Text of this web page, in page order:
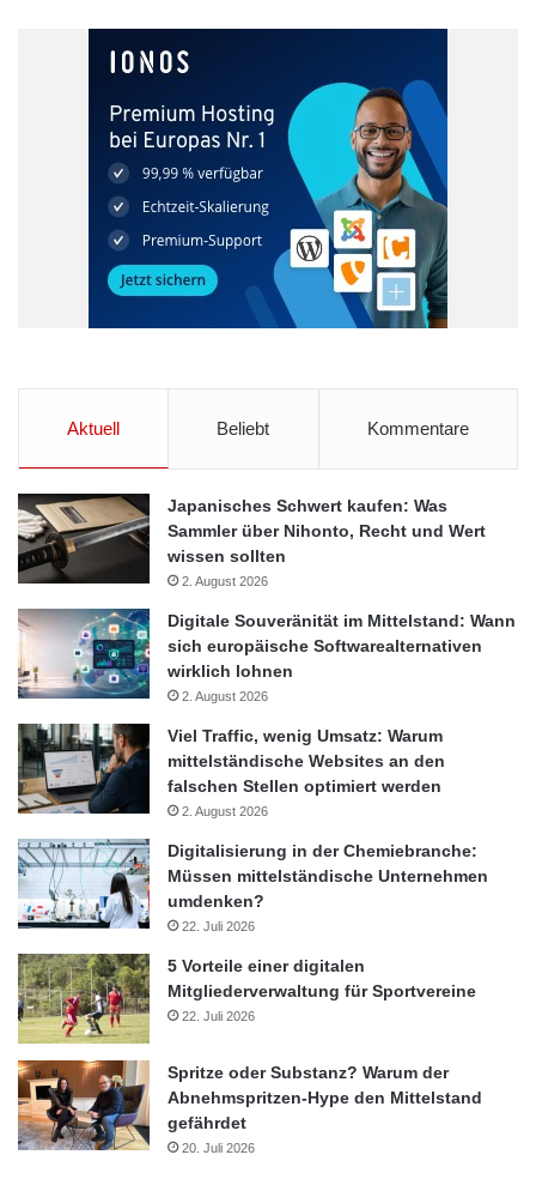
Aktuell Beliebt Kommentare
Japanisches Schwert kaufen: Was
Sammler über Nihonto, Recht und Wert
wissen sollten
2. August 2026
Digitale Souveränität im Mittelstand: Wann
sich europäische Softwarealternativen
wirklich lohnen
2. August 2026
Viel Traffic, wenig Umsatz: Warum
mittelständische Websites an den
falschen Stellen optimiert werden
2. August 2026
Digitalisierung in der Chemiebranche:
Müssen mittelständische Unternehmen
umdenken?
22. Juli 2026
5 Vorteile einer digitalen
Mitgliederverwaltung für Sportvereine
22. Juli 2026
Spritze oder Substanz? Warum der
Abnehmspritzen-Hype den Mittelstand
gefährdet
20. Juli 2026